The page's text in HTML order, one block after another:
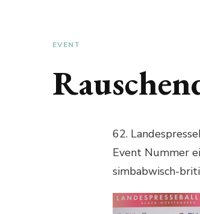
EVENT
62.
Event Nummer
simbabwisch-